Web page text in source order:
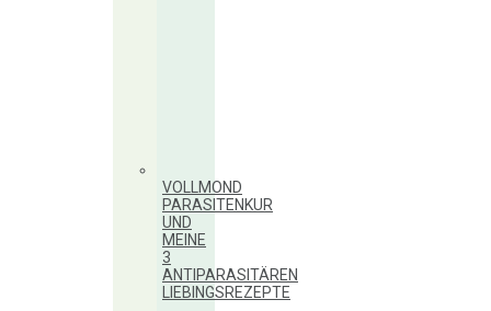
VOLLMOND
PARASITENKUR
UND
MEINE
3
ANTIPARASITÄREN
LIEBINGSREZEPTE